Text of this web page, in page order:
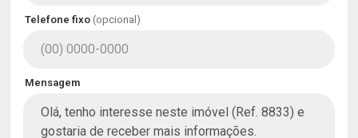
Telefone fixo (opcional)
Mensagem